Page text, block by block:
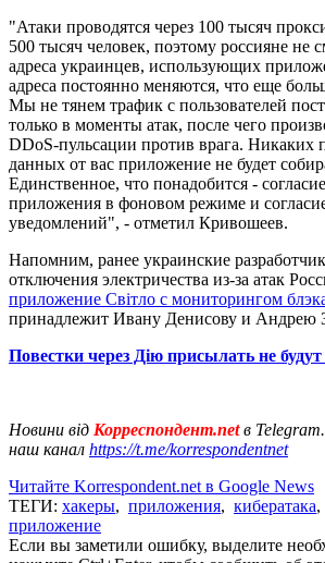
"Атаки проводятся через 100 тысяч
500 тысяч человек, поэтому россияне не
адреса украинцев, использующих
адреса постоянно меняются, что еще
Мы не тянем трафик с пользователей
только в моменты атак, после чего
DDoS-пульсации против врага. Никаких
данных от вас приложение не будет
Единственное, что понадобится -
приложения в фоновом режиме и
уведомлений", - отметил Кривошеев.
Напомним, ранее украинские
отключения электричества из-за атак
приложение Світло с мониторингом
принадлежит Ивану Денисову и Андрею
Повестки через Дію присылать не
Новини від Корреспондент.netв
наш канал https://t.me/korrespondentnet
Читайте Korrespondent.net в Google News
ТЕГИ: хакеры, приложения, кибератака,
приложение
Если вы заметили ошибку, выделите